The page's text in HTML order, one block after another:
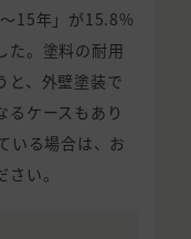
15年」が15.8%
た。塗料の耐用
と、外壁塗装で
るケースもあり
いる場合は、お
い。